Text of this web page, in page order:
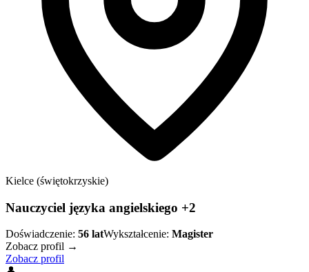
Kielce (świętokrzyskie)
Nauczyciel języka angielskiego +2
Doświadczenie: 56 latWykształcenie: Magister
Zobacz profil →
Zobacz profil